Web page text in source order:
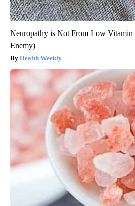
Neuropathy is Not From Low Vitamin
Enemy)
Health Weekly